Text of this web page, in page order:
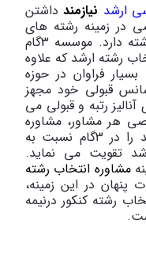
ارشد نیازمند داشتن
در زمینه رشته های
مختلف کنکور ارشد و گرایشهای هر رشته دارد. موسسه 3گام
رشته ارشد که علاوه
فراوان در حوزه
قبولی خود مجهز
آنالیز رتبه و قبولی می
هر مشاور، مشاوره
حضوری انتخاب رشته کارشناسی ارشد را در 3گام نسبت به
تقویت می نماید.
مشاوره انتخاب رشته
پنهان در این زمینه،
رشته کنکور درنیمه